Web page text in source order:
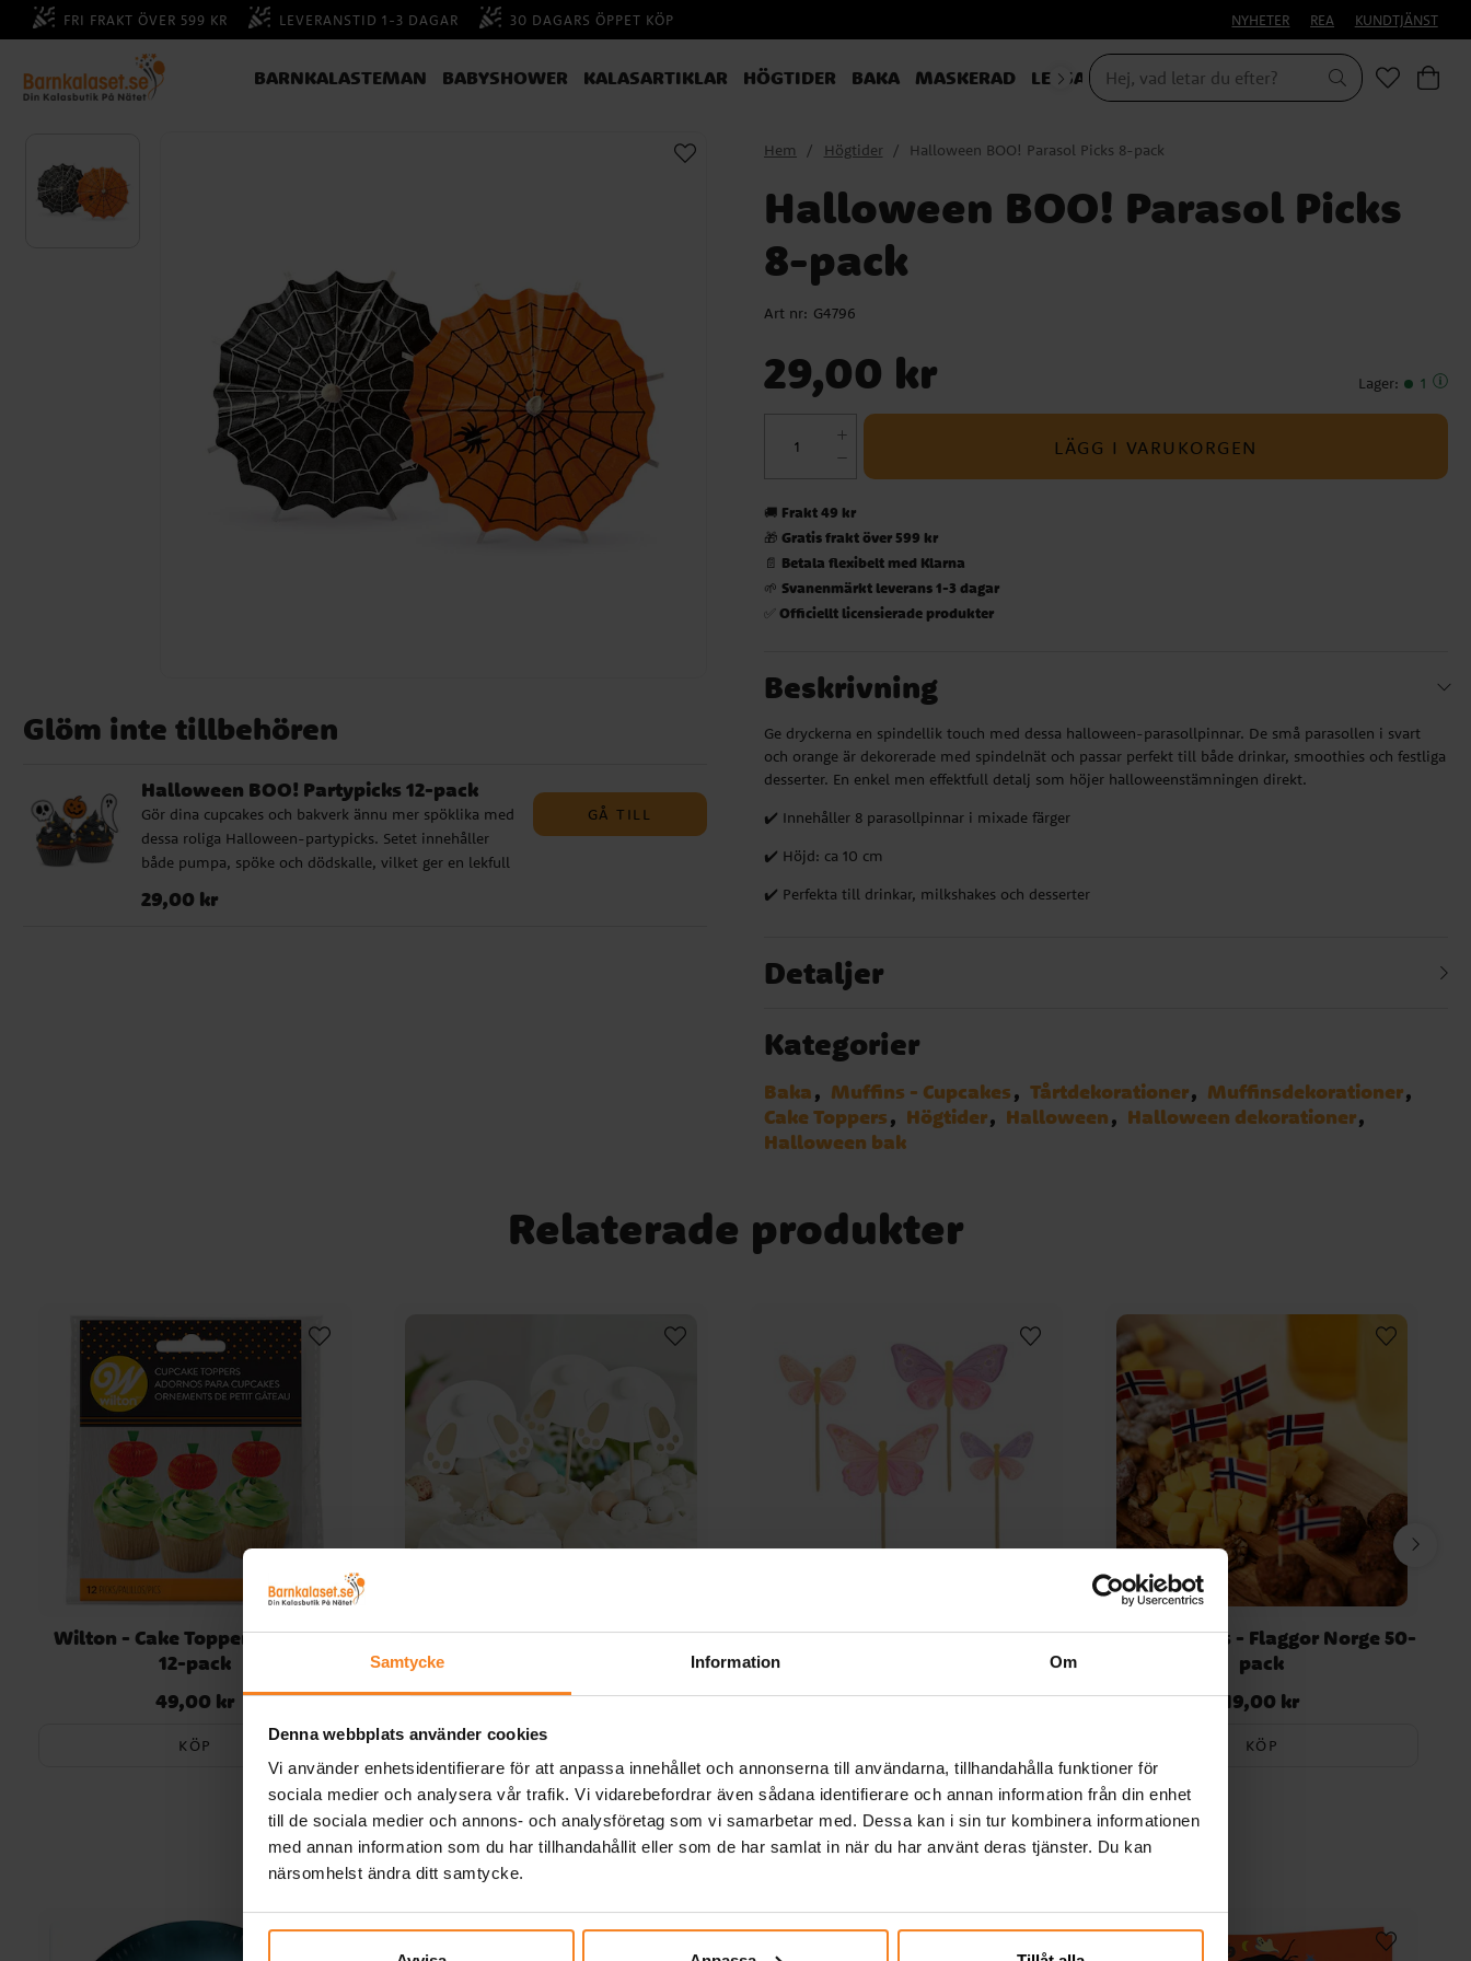
Samtycke Information Om
Denna webbplats använder cookies
Vi använder enhetsidentifierare för att anpassa innehållet och annonserna till användarna, tillhandahålla funktioner för
sociala medier och analysera vår trafik. Vi vidarebefordrar även sådana identifierare och annan information från din enhet
till de sociala medier och annons- och analysföretag som vi samarbetar med. Dessa kan i sin tur kombinera informationen
med annan information som du har tillhandahållit eller som de har samlat in när du har använt deras tjänster. Du kan
närsomhelst ändra ditt samtycke.
FRI FRAKT ÖVER 599 KR LEVERANSTID 1-3 DAGAR 30 DAGARS ÖPPET KÖP NYHETER REA KUNDTJÄNST
BARNKALASTEMAN BABYSHOWER KALASARTIKLAR HÖGTIDER BAKA MASKERAD LEKSAKER & PRESENTER
Glöm inte tillbehören
Halloween BOO! Partypicks 12-pack
Gör dina cupcakes och bakverk ännu mer spöklika med
dessa roliga Halloween-partypicks. Setet innehåller
både pumpa, spöke och dödskalle, vilket ger en lekfull
enkel detalj som snabbt förvandlar fikat till en
Pris :29,00 kr
29,00 kr
GÅ TILL
Hem Högtider Halloween BOO! Parasol Picks 8-pack
Halloween BOO! Parasol Picks
8-pack
Art nr: G4796
29,00 kr Lager: 1
LÄGG I VARUKORGEN
🚚 Frakt 49 kr
🎁Gratis frakt över 599 kr
📄 Betala flexibelt med Klarna
🌱Svanenmärkt leverans 1-3 dagar
✅Officiellt licensierade produkter
Beskrivning
Ge dryckerna en spindellik touch med dessa halloween-parasollpinnar. De små parasollen i svart
och orange är dekorerade med spindelnät och passar perfekt till både drinkar, smoothies och festliga
desserter. En enkel men effektfull detalj som höjer halloweenstämningen direkt.
✔️ Innehåller 8 parasollpinnar i mixade färger
✔️ Höjd: ca 10 cm
✔️ Perfekta till drinkar, milkshakes och desserter
Detaljer
Kategorier
Baka Muffins - Cupcakes Tårtdekorationer
Muffinsdekorationer
Cake Toppers
Högtider Halloween
Halloween dekorationer
Halloween bak
Relaterade produkter
Wilton - Cake Toppers pumpor
12-pack
Pris:49,00 kr
49,00 kr
KÖP
Cake Toppers Kaninfötter 6-pack
Pris:79,00 kr
79,00 kr
KÖP
Cake Toppers - Fjärilar 12-pack
Pris:49,00 kr
49,00 kr
Cake Toppers - Flaggor Norge 50-
pack
Pris:19,00 kr
19,00 kr
KÖP
Andra köpte även